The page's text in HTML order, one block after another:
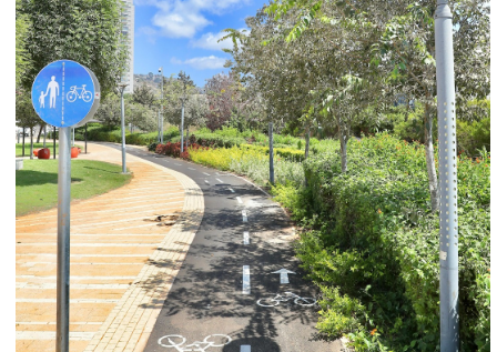
מנכ"ל משרד התחבורה והבטיחות בדרכים, משה בן
זקן: "שביל האופניים החדש בטירת כרמל מסמל
את הכיוון שמוביל משרד התחבורה בראשות השרה
מירי רגב - חיבור תשתיות מתקדמות לכל עיר
בישראל, תוך דגש על נגישות, קיימות ושיפור איכות
החיים. משרד התחבורה, בשיתוף חוצה ישראל
והרשויות המקומיות, מקדם פרויקטים שישפיעו על
חיי היומיום של התושבים: פחות פקקים, יותר
תחבורה ציבורית, שבילי אופניים בטוחים וסביבה
עירונית נעימה ונגישה יותר".